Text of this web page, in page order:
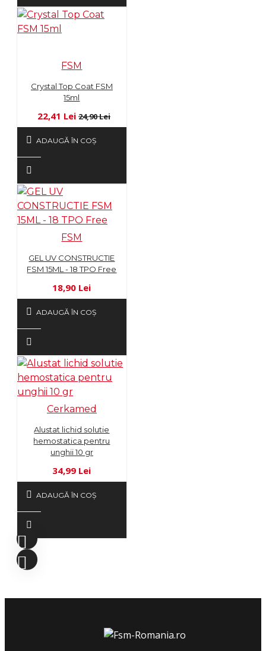
FSM
Crystal Top Coat FSM
15ml
22,41 Lei 24,90 Lei
ADAUGĂ ÎN COŞ
FSM
GEL UV CONSTRUCTIE
FSM 15ML - 18 TPO Free
18,90 Lei
ADAUGĂ ÎN COŞ
Cerkamed
Alustat lichid solutie
hemostatica pentru
unghii 10 gr
34,99 Lei
ADAUGĂ ÎN COŞ